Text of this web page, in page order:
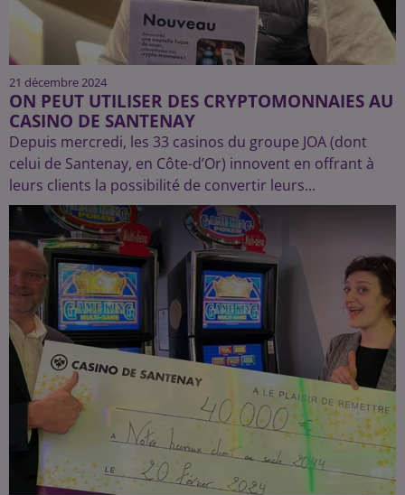
21 décembre 2024
ON PEUT UTILISER DES CRYPTOMONNAIES AU
CASINO DE SANTENAY
Depuis mercredi, les 33 casinos du groupe JOA (dont
celui de Santenay, en Côte-d’Or) innovent en offrant à
leurs clients la possibilité de convertir leurs...